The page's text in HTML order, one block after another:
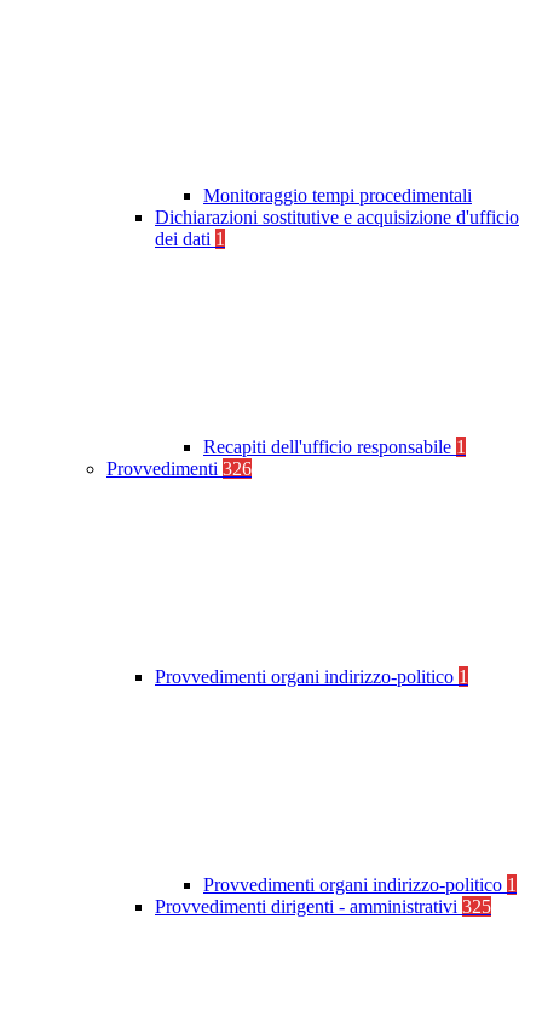
Monitoraggio tempi procedimentali
Dichiarazioni sostitutive e acquisizione d'ufficio
dei dati 1
Recapiti dell'ufficio responsabile 1
Provvedimenti 326
Provvedimenti organi indirizzo-politico 1
Provvedimenti organi indirizzo-politico 1
Provvedimenti dirigenti - amministrativi 325